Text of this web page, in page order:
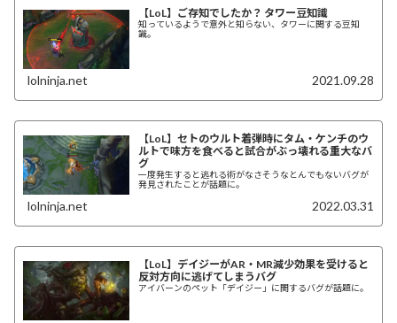
【LoL】ご存知でしたか？ タワー豆知識
知っているようで意外と知らない、タワーに関する豆知
識。
lolninja.net 2021.09.28
【LoL】セトのウルト着弾時にタム・ケンチのウ
ルトで味方を食べると試合がぶっ壊れる重大なバ
グ
一度発生すると逃れる術がなさそうなとんでもないバグが
発見されたことが話題に。
lolninja.net 2022.03.31
【LoL】デイジーがAR・MR減少効果を受けると
反対方向に逃げてしまうバグ
アイバーンのペット「デイジー」に関するバグが話題に。